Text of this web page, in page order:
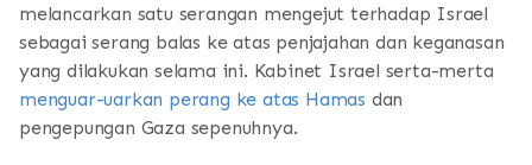
melancarkan satu serangan mengejut terhadap Israel
sebagai serang balas ke atas penjajahan dan keganasan
yang dilakukan selama ini. Kabinet Israel serta-merta
menguar-uarkan perang ke atas Hamas dan
pengepungan Gaza sepenuhnya.